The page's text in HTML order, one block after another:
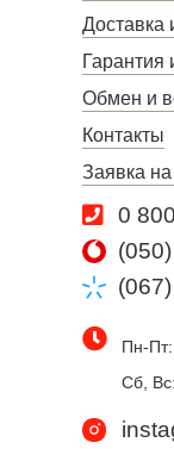
Доставка
Гарантия
Обмен и
Контакты
Заявка
0
Пн-
Сб,